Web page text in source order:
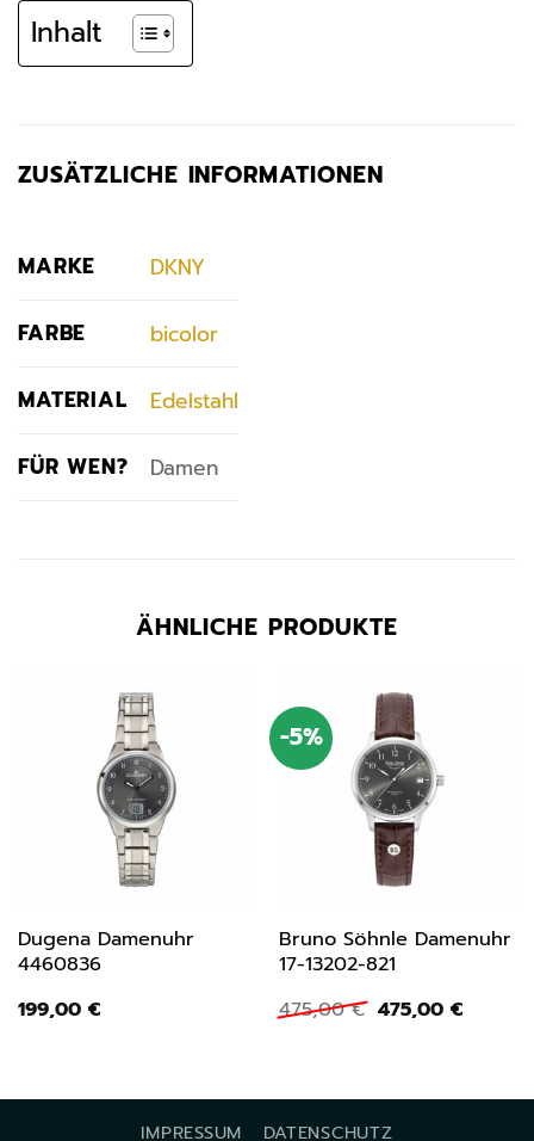
Inhalt
ZUSÄTZLICHE INFORMATIONEN
MARKE DKNY
FARBE bicolor
MATERIAL Edelstahl
FÜR WEN? Damen
ÄHNLICHE PRODUKTE
Dugena Damenuhr
4460836
199,00 €
-5%
Bruno Söhnle Damenuhr
17-13202-821
475,00€ Ursprünglicher
Preis
475,00 €
IMPRESSUM DATENSCHUTZ